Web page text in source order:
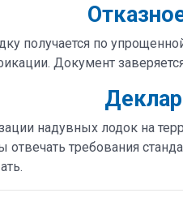
получается по
Документ
надувных лодок на
требования